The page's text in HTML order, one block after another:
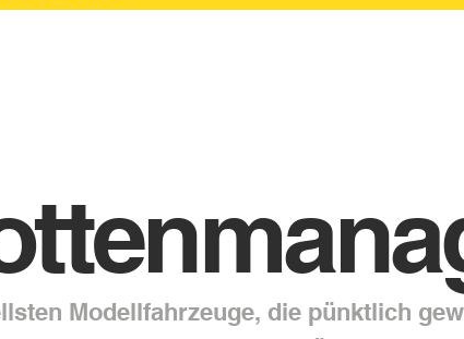
Modellfahrzeuge, die pünktlich